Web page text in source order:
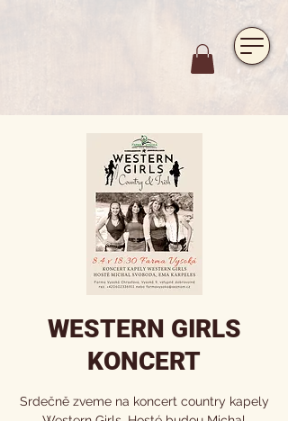
WESTERN GIRLS
KONCERT
Srdečně zveme na koncert country kapely